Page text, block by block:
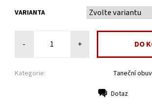
VARIANTA
- +
Kategorie: Taneční obuv
Dotaz